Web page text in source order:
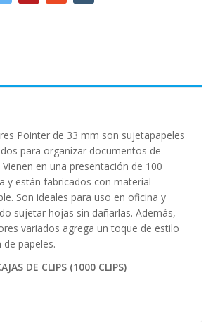
Pointer de 33 mm son sujetapapeles
para organizar documentos de
en una presentación de 100
y están fabricados con material
Son ideales para uso en oficina y
sujetar hojas sin dañarlas. Además,
variados agrega un toque de estilo
papeles.
DE CLIPS (1000 CLIPS)